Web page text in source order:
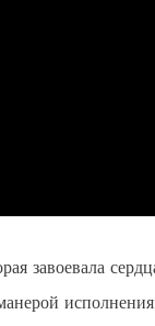
завоевала